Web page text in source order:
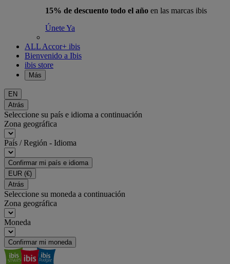
15% de descuento todo el año en las marcas ibis
Únete Ya
ALL Accor+ ibis
Bienvenido a Ibis
ibis store
Más
EN
Atrás
Seleccione su país e idioma a continuación
Zona geográfica
País / Región - Idioma
Confirmar mi país e idioma
EUR (€)
Atrás
Seleccione su moneda a continuación
Zona geográfica
Moneda
Confirmar mi moneda